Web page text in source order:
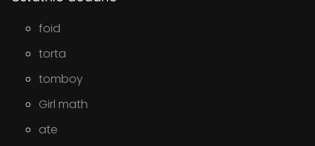
foid
torta
tomboy
Girl math
ate